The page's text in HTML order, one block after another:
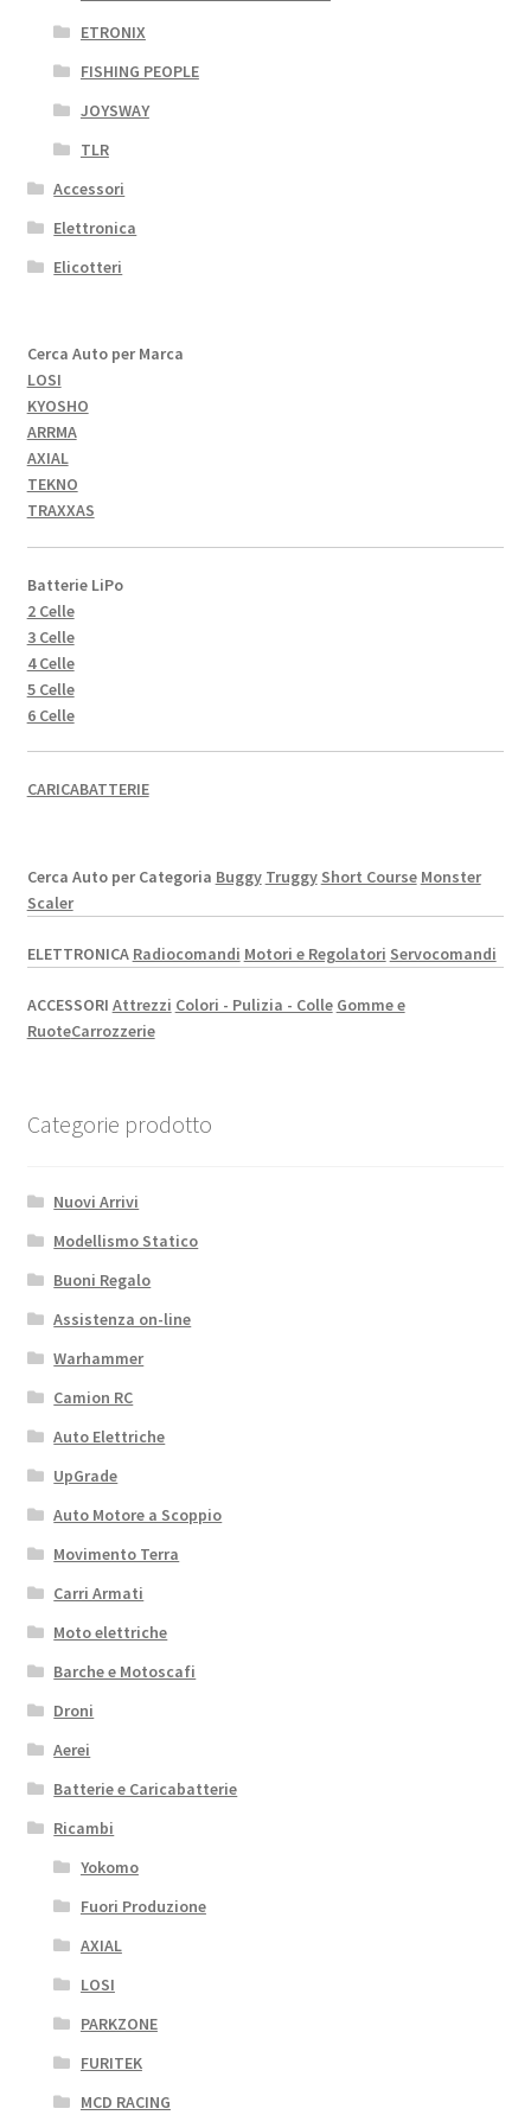
ETRONIX
FISHING PEOPLE
JOYSWAY
TLR
Accessori
Elettronica
Elicotteri
Cerca Auto per Marca
LOSI
KYOSHO
ARRMA
AXIAL
TEKNO
TRAXXAS
Batterie LiPo
2 Celle
3 Celle
4 Celle
5 Celle
6 Celle
CARICABATTERIE
Cerca Auto per Categoria Buggy Truggy Short Course Monster
Scaler
ELETTRONICA Radiocomandi Motori e Regolatori Servocomandi
ACCESSORI Attrezzi Colori - Pulizia - Colle Gomme e
RuoteCarrozzerie
Categorie prodotto
Nuovi Arrivi
Modellismo Statico
Buoni Regalo
Assistenza on-line
Warhammer
Camion RC
Auto Elettriche
UpGrade
Auto Motore a Scoppio
Movimento Terra
Carri Armati
Moto elettriche
Barche e Motoscafi
Droni
Aerei
Batterie e Caricabatterie
Ricambi
Yokomo
Fuori Produzione
AXIAL
LOSI
PARKZONE
FURITEK
MCD RACING